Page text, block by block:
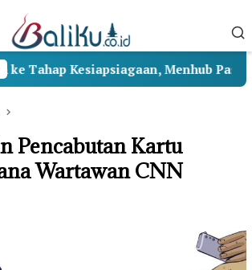
Kesiapsiagaan, Menhub Pastikan
Pencabutan Kartu
Wartawan CNN